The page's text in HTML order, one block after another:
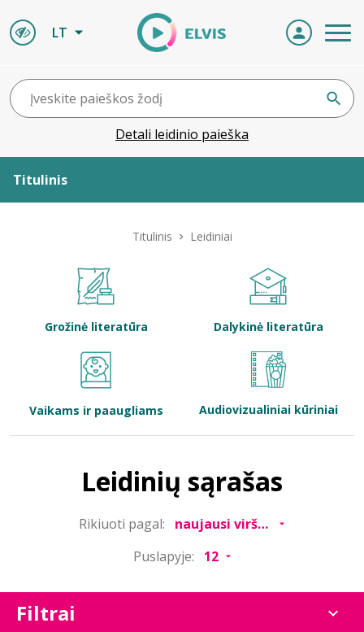
LT
Detali leidinio paieška
Titulinis
Bibliotekoms
Titulinis Leidiniai
Grožinė literatūra Dalykinė literatūra
Vaikams ir paaugliams Audiovizualiniai kūriniai
Leidinių sąrašas
Rikiuoti pagal:
Puslapyje:
Filtrai